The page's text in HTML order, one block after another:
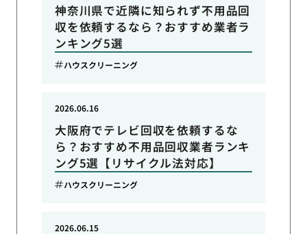
神奈川県で近隣に知られず不用品回
収を依頼するなら？おすすめ業者ラ
ンキング5選
ハウスクリーニング
大阪府でテレビ回収を依頼するな
ら？おすすめ不用品回収業者ランキ
ング5選【リサイクル法対応】
2026.06.16
ハウスクリーニング
2026.06.15